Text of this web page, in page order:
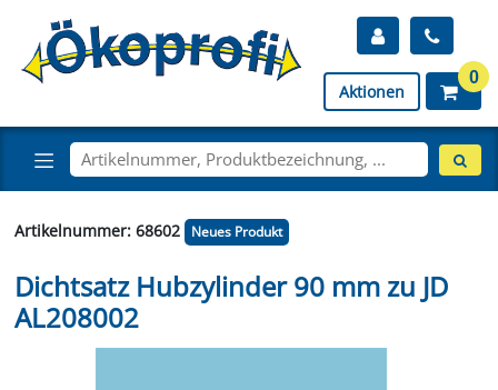
Aktionen
0
Artikelnummer: 68602 Neues Produkt
Dichtsatz Hubzylinder 90 mm zu JD
AL208002